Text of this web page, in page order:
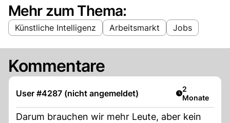
Mehr zum Thema:
Künstliche Intelligenz Arbeitsmarkt Jobs
Kommentare
User #4287 (nicht angemeldet) Artikel
2
Monate
Darum brauchen wir mehr Leute, aber kein